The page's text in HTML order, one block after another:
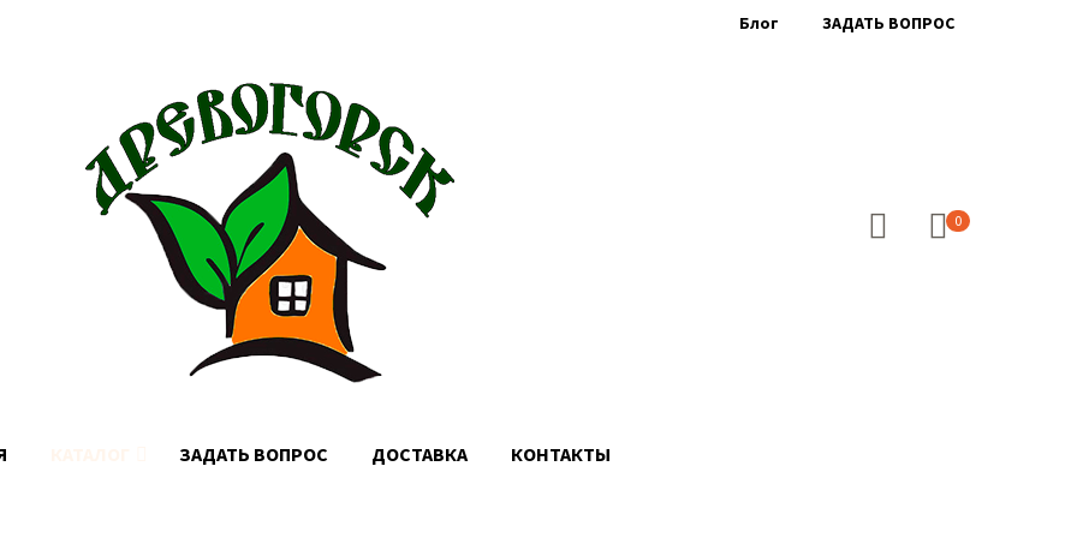
Блог ЗАДАТЬ ВОПРОС
0
ЗАДАТЬ ВОПРОС ДОСТАВКА КОНТАКТЫ